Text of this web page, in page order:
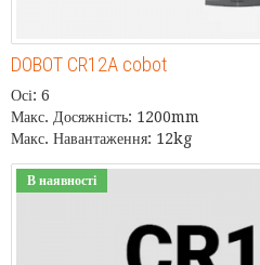
DOBOT CR12A cobot
Осі: 6
Макс. Досяжність: 1200mm
Макс. Навантаження: 12kg
В наявності